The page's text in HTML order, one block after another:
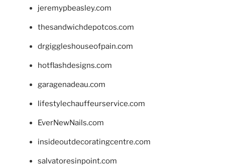
jeremypbeasley.com
thesandwichdepotcos.com
drgiggleshouseofpain.com
hotflashdesigns.com
garagenadeau.com
lifestylechauffeurservice.com
EverNewNails.com
insideoutdecoratingcentre.com
salvatoresinpoint.com